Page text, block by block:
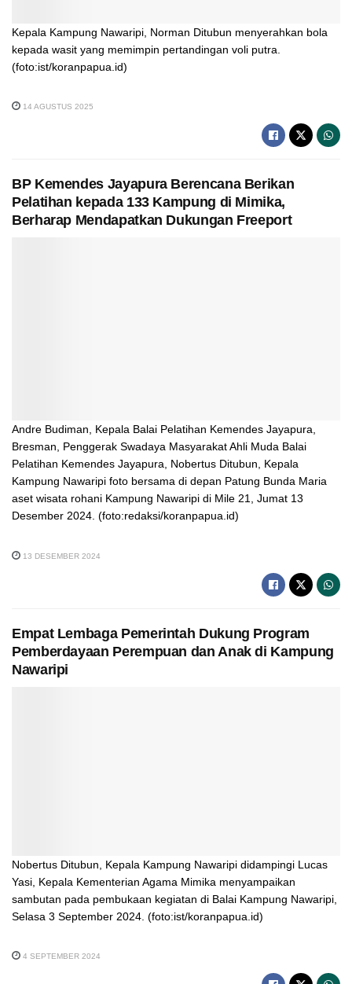
Kepala Kampung Nawaripi, Norman Ditubun menyerahkan bola
kepada wasit yang memimpin pertandingan voli putra.
(foto:ist/koranpapua.id)
14 AGUSTUS 2025
BP Kemendes Jayapura Berencana Berikan
Pelatihan kepada 133 Kampung di Mimika,
Berharap Mendapatkan Dukungan Freeport
Andre Budiman, Kepala Balai Pelatihan Kemendes Jayapura,
Bresman, Penggerak Swadaya Masyarakat Ahli Muda Balai
Pelatihan Kemendes Jayapura, Nobertus Ditubun, Kepala
Kampung Nawaripi foto bersama di depan Patung Bunda Maria
aset wisata rohani Kampung Nawaripi di Mile 21, Jumat 13
Desember 2024. (foto:redaksi/koranpapua.id)
13 DESEMBER 2024
Empat Lembaga Pemerintah Dukung Program
Pemberdayaan Perempuan dan Anak di Kampung
Nawaripi
Nobertus Ditubun, Kepala Kampung Nawaripi didampingi Lucas
Yasi, Kepala Kementerian Agama Mimika menyampaikan
sambutan pada pembukaan kegiatan di Balai Kampung Nawaripi,
Selasa 3 September 2024. (foto:ist/koranpapua.id)
4 SEPTEMBER 2024